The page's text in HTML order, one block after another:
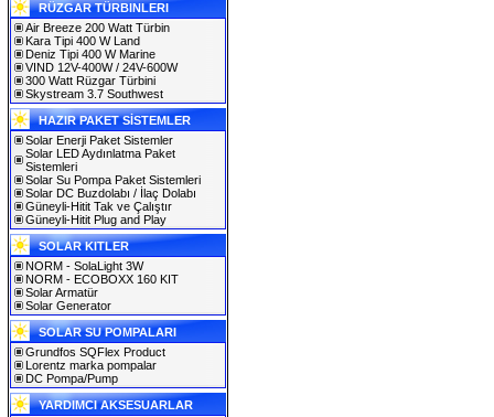
RÜZGAR TÜRBINLERI
Air Breeze 200 Watt Türbin
Kara Tipi 400 W Land
Deniz Tipi 400 W Marine
VIND 12V-400W / 24V-600W
300 Watt Rüzgar Türbini
Skystream 3.7 Southwest
HAZIR PAKET SİSTEMLER
Solar Enerji Paket Sistemler
Solar LED Aydınlatma Paket
Sistemleri
Solar Su Pompa Paket Sistemleri
Solar DC Buzdolabı / İlaç Dolabı
Güneyli-Hitit Tak ve Çalıştır
Güneyli-Hitit Plug and Play
SOLAR KITLER
NORM - SolaLight 3W
NORM - ECOBOXX 160 KIT
Solar Armatür
Solar Generator
SOLAR SU POMPALARI
Grundfos SQFlex Product
Lorentz marka pompalar
DC Pompa/Pump
YARDIMCI AKSESUARLAR